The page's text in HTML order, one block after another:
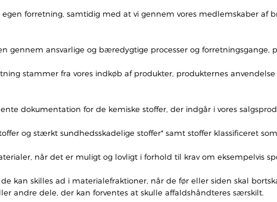
egen forretning, samtidig med at vi gennem vores medlemskaber af
gennem ansvarlige og bæredygtige processer og
stammer fra vores indkøb af produkter, produkternes
dokumentation for de kemiske stoffer, der indgår i vores
og stærkt sundhedsskadelige stoffer* samt stoffer klassificeret
når det er muligt og lovligt i forhold til krav om eksempelvis
kan skilles ad i materialefraktioner, når de før eller siden skal
andre dele, der kan forventes at skulle affaldshåndteres særskilt.